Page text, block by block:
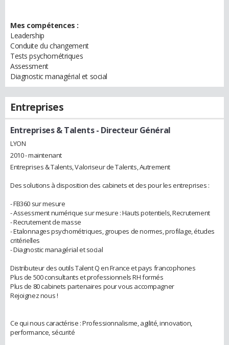
Mes compétences :
Leadership
Conduite du changement
Tests psychométriques
Assessment
Diagnostic managérial et social
Entreprises
Entreprises & Talents- Directeur Général
LYON
2010 - maintenant
Entreprises & Talents, Valoriseur de Talents, Autrement
Des solutions à disposition des cabinets et des pour les entreprises :
- FB360 sur mesure
- Assessment numérique sur mesure : Hauts potentiels, Recrutement
- Recrutement de masse
- Etalonnages psychométriques, groupes de normes, profilage, études
critérielles
- Diagnostic managérial et social
Distributeur des outils Talent Q en France et pays francophones
Plus de 500 consultants et professionnels RH formés
Plus de 80 cabinets partenaires pour vous accompagner
Rejoignez nous !
Ce qui nous caractérise : Professionnalisme, agilité, innovation,
performance, sécurité